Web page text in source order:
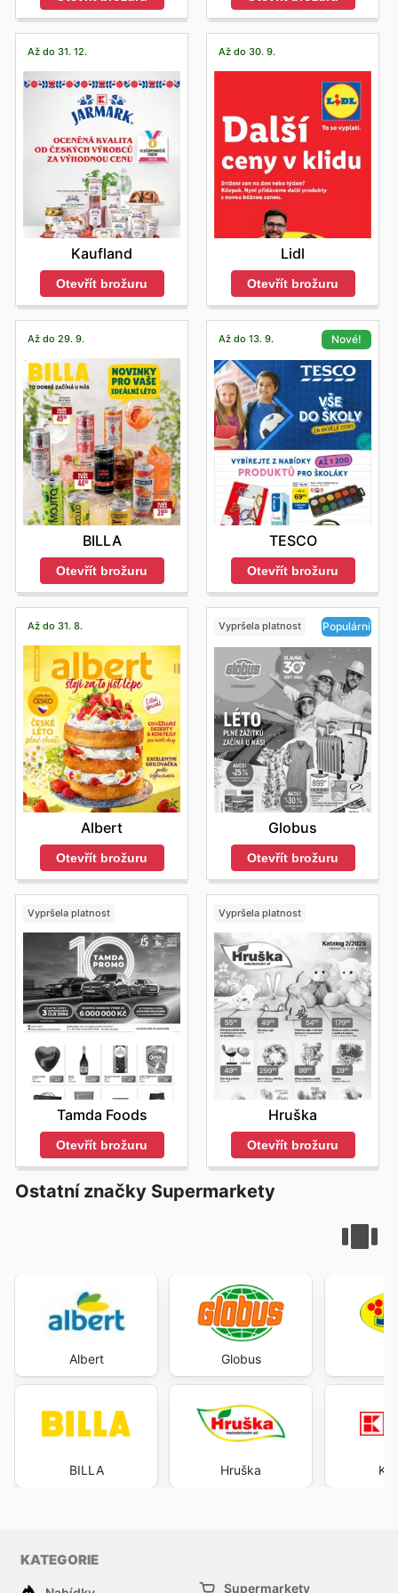
Až do 31. 12.
Kaufland
Otevřít brožuru
Až do 30. 9.
Lidl
Otevřít brožuru
Až do 29. 9.
BILLA
Otevřít brožuru
Až do 13. 9. Nové!
TESCO
Otevřít brožuru
Až do 31. 8.
Albert
Otevřít brožuru
Vypršela platnost Populární
Globus
Otevřít brožuru
Vypršela platnost
Tamda Foods
Otevřít brožuru
Vypršela platnost
Hruška
Otevřít brožuru
Ostatní značky Supermarkety
Albert
BILLA
Globus
Hruška
KATEGORIE
Supermarkety